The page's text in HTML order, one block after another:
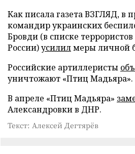
Как писала газета ВЗГЛЯД, в
командир украинских
Бровди (в списке
России)усилилмеры личной
Российские артиллеристы
уничтожают «Птиц Мадьяра».
В апреле «Птиц Мадьяра»
Александровки в ДНР.
Текст: Алексей Дегтярёв